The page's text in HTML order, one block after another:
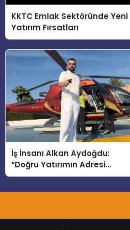
KKTC Emlak Sektöründe Yeni
Yatırım Fırsatları
İş İnsanı Alkan Aydoğdu:
“Doğru Yatırımın Adresi
Bodrum”